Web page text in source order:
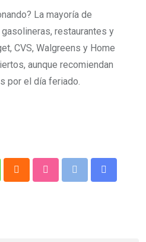
La mayoría de
restaurantes y
CVS, Walgreens y Home
aunque recomiendan
por el día feriado.